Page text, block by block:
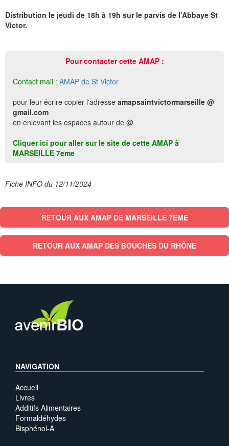
Distribution le jeudi de 18h à 19h sur le parvis de l'Abbaye St
Victor.
Pour contacter cette AMAP :
Contact mail : AMAP de St Victor
pour leur écrire copier l'adresse amapsaintvictormarseille @
gmail.com
en enlevant les espaces autour de @
Cliquer ici pour aller sur le site de cette AMAP à
MARSEILLE 7eme
Fiche INFO du 12/11/2024
RETOUR AUX AMAP DE MARSEILLE 7EME
RETOUR AUX AMAP DES BOUCHES DU RHÔNE
NAVIGATION
Accueil
Livres
Additifs Alimentaires
Formaldéhydes
Bisphénol-A